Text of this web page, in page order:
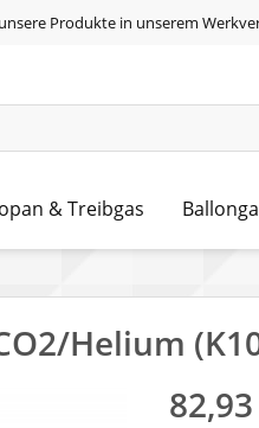
Produkte in unserem
& Treibgas
Helium